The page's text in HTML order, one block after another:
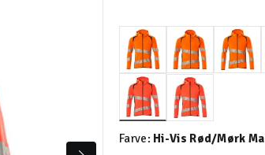
valgte
Farve: Hi-Vis Rød/Mørk